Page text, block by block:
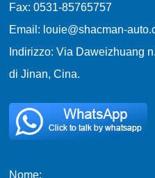
Fax: 0531-85765757
Email: louie@shacman-
Indirizzo: Via Daweizhuang
di Jinan, Cina.
Nome: